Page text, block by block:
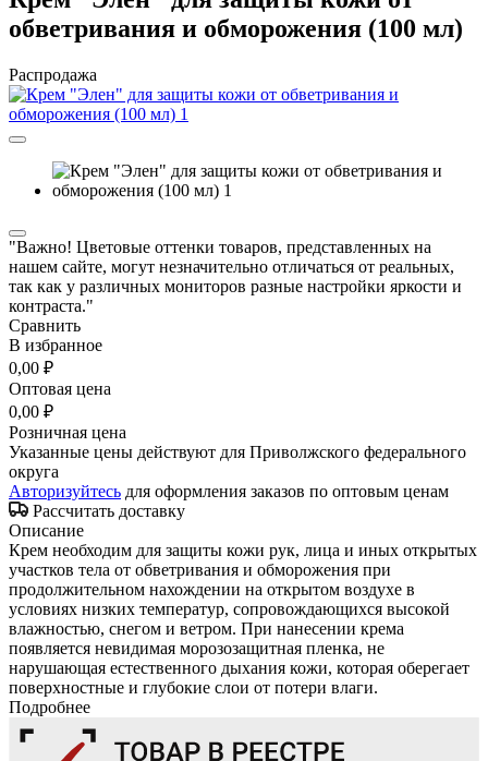
обветривания и обморожения (100 мл)
Распродажа
"Важно! Цветовые оттенки товаров, представленных на
нашем сайте, могут незначительно отличаться от реальных,
так как у различных мониторов разные настройки яркости и
контраста."
Сравнить
В избранное
0,00 ₽
Оптовая цена
0,00 ₽
Розничная цена
Указанные цены действуют для Приволжского федерального
округа
Авторизуйтесь для оформления заказов по оптовым ценам
Рассчитать доставку
Описание
Крем необходим для защиты кожи рук, лица и иных открытых
участков тела от обветривания и обморожения при
продолжительном нахождении на открытом воздухе в
условиях низких температур, сопровождающихся высокой
влажностью, снегом и ветром. При нанесении крема
появляется невидимая морозозащитная пленка, не
нарушающая естественного дыхания кожи, которая оберегает
поверхностные и глубокие слои от потери влаги.
Подробнее